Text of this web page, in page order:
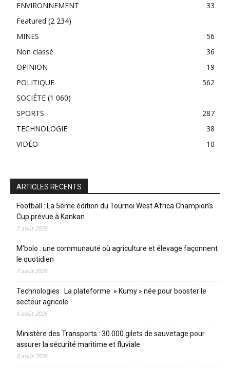
ENVIRONNEMENT
33
Featured (2 234)
MINES
56
Non classé
36
OPINION
19
POLITIQUE
562
SOCIÉTE (1 060)
SPORTS
287
TECHNOLOGIE
38
VIDÉO
10
ARTICLES RECENTS
Football : La 5ème édition du Tournoi West Africa Champion’s
Cup prévue à Kankan
7 août 2026
M’bolo : une communauté où agriculture et élevage façonnent
le quotidien
7 août 2026
Technologies : La plateforme » Kumy » née pour booster le
secteur agricole
6 août 2026
Ministère des Transports : 30.000 gilets de sauvetage pour
assurer la sécurité maritime et fluviale
6 août 2026